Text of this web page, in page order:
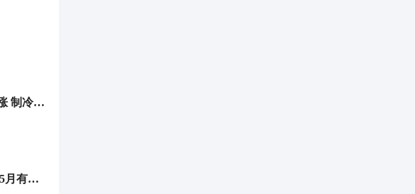
基础化工行业研究：以旧换新细则出台带动碳酸锂价格上涨 制冷剂延续强势
公用事业行业专题：煤价开年首涨受港口去库催化 淡季后5月有望小幅回调